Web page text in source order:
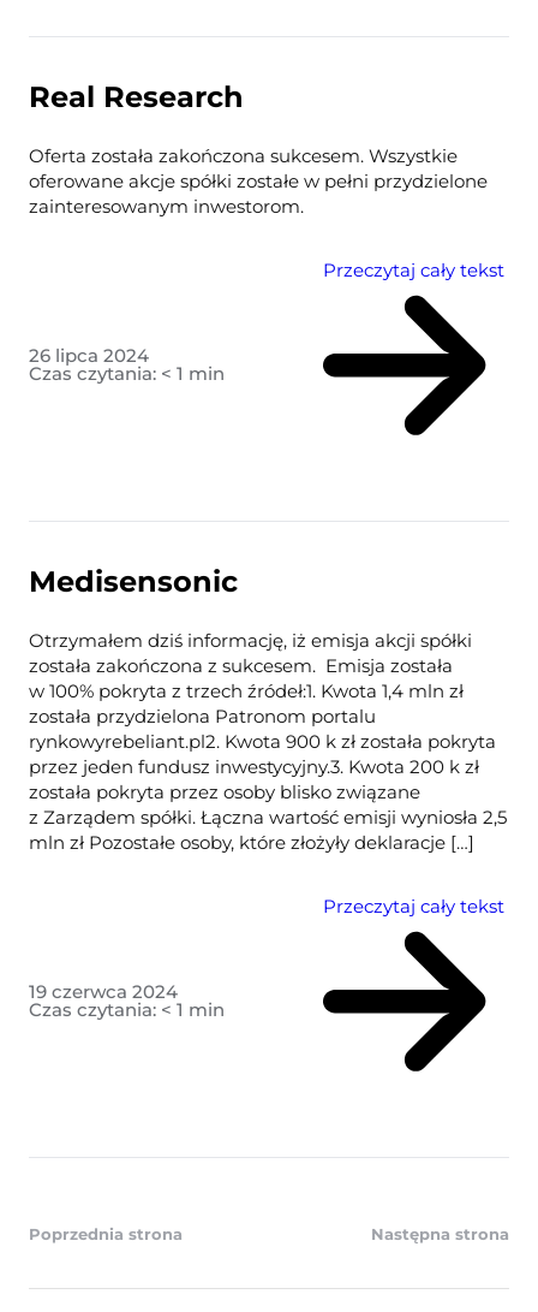
Real Research
Oferta została zakończona sukcesem. Wszystkie
oferowane akcje spółki zostałe w pełni przydzielone
zainteresowanym inwestorom.
26 lipca 2024
Czas czytania: < 1 min
Przeczytaj cały tekst
Medisensonic
Otrzymałem dziś informację, iż emisja akcji spółki
została zakończona z sukcesem. Emisja została
w 100% pokryta z trzech źródeł:1. Kwota 1,4 mln zł
została przydzielona Patronom portalu
rynkowyrebeliant.pl2. Kwota 900 k zł została pokryta
przez jeden fundusz inwestycyjny.3. Kwota 200 k zł
została pokryta przez osoby blisko związane
z Zarządem spółki. Łączna wartość emisji wyniosła 2,5
mln zł Pozostałe osoby, które złożyły deklaracje […]
19 czerwca 2024
Czas czytania: < 1 min
Przeczytaj cały tekst
Poprzednia strona Następna strona